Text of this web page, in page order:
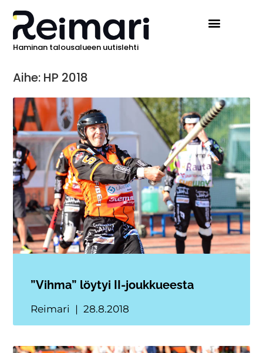
Haminan talousalueen uutislehti
Aihe: HP 2018
”Vihma” löytyi II-joukkueesta
Reimari 28.8.2018